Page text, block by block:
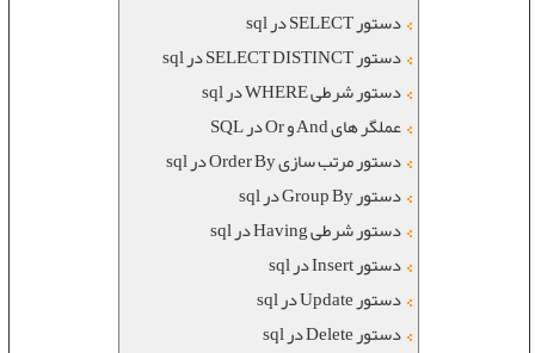
دستور SELECT در sql
دستور SELECT DISTINCT در sql
دستور شرطی WHERE در sql
عملگر های And و Or در SQL
دستور مرتب سازی Order By در sql
دستور Group By در sql
دستور شرطی Having در sql
دستور Insert در sql
دستور Update در sql
دستور Delete در sql